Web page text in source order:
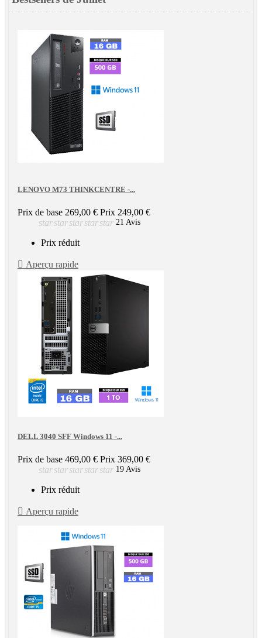
LENOVO M73 THINKCENTRE -...
Prix de base 269,00 € Prix 249,00 €
starstarstarstarstar 21 Avis
Prix réduit
 Aperçu rapide
DELL 3040 SFF Windows 11 -...
Prix de base 469,00 € Prix 369,00 €
starstarstarstarstar 19 Avis
Prix réduit
 Aperçu rapide